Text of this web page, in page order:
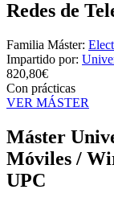
Redes de
Familia Máster:
Impartido por:
820,80€
Con prácticas
VER MÁSTER
Máster
Móviles /
UPC